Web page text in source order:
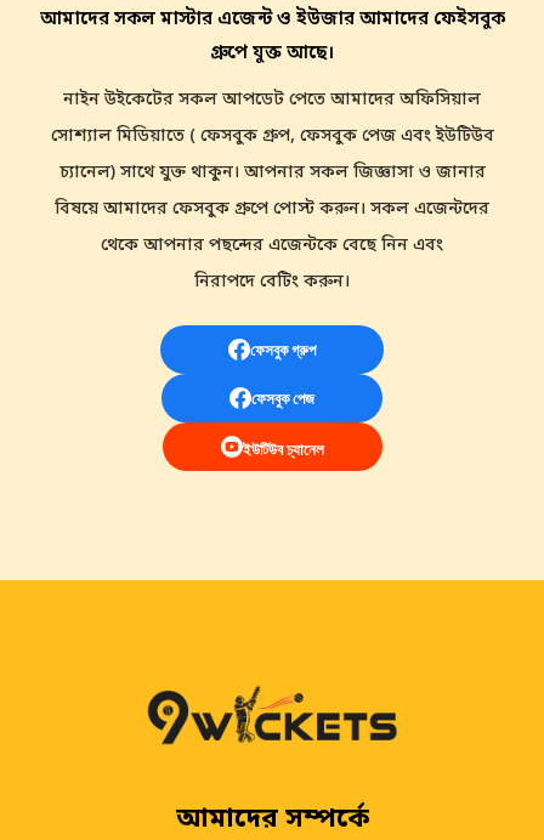
আমাদের সকল মাস্টার এজেন্ট ও ইউজার আমাদের ফেইসবুক
গ্রুপে যুক্ত আছে।
নাইন উইকেটের সকল আপডেট পেতে আমাদের অফিসিয়াল
সোশ্যাল মিডিয়াতে ( ফেসবুক গ্রুপ, ফেসবুক পেজ এবং ইউটিউব
চ্যানেল) সাথে যুক্ত থাকুন। আপনার সকল জিজ্ঞাসা ও জানার
বিষয়ে আমাদের ফেসবুক গ্রুপে পোস্ট করুন। সকল এজেন্টদের
থেকে আপনার পছন্দের এজেন্টকে বেছে নিন এবং
নিরাপদে বেটিং করুন।
ফেসবুক গ্রুপ
ফেসবুক পেজ
ইউটিউব চ্যানেল
আমাদের সম্পর্কে